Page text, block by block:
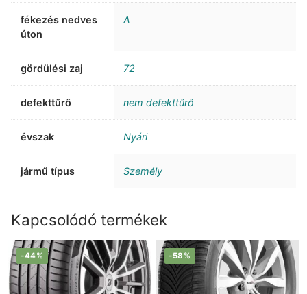
fékezés nedves
úton
A
gördülési zaj 72
defekttűrő nem defekttűrő
évszak Nyári
jármű típus Személy
Kapcsolódó termékek
-44% -58%